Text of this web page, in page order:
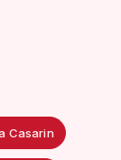
Casarin